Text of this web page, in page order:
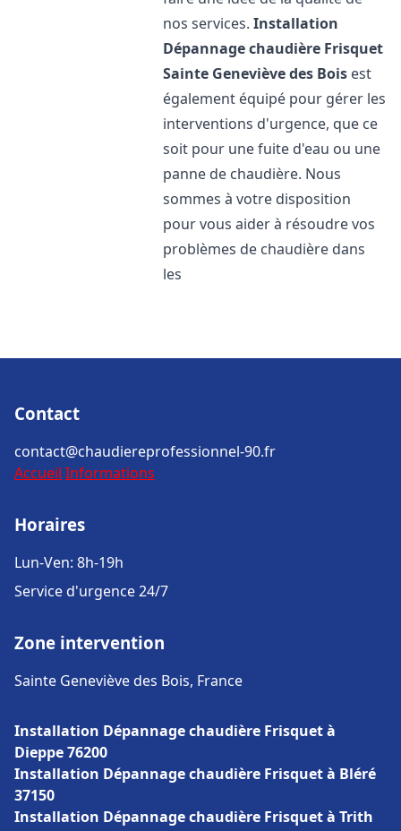
nos services.Installation
Dépannage chaudière Frisquet
Sainte Geneviève des Bois est
également équipé pour gérer les
interventions d'urgence, que ce
soit pour une fuite d'eau ou une
panne de chaudière. Nous
sommes à votre disposition
pour vous aider à résoudre vos
problèmes de chaudière dans
les
Contact
contact@chaudiereprofessionnel-90.fr
Accueil Informations
Horaires
Lun-Ven: 8h-19h
Service d'urgence 24/7
Zone intervention
Sainte Geneviève des Bois, France
Installation Dépannage chaudière Frisquet à
Dieppe 76200
Installation Dépannage chaudière Frisquet à Bléré
37150
Installation Dépannage chaudière Frisquet à Trith